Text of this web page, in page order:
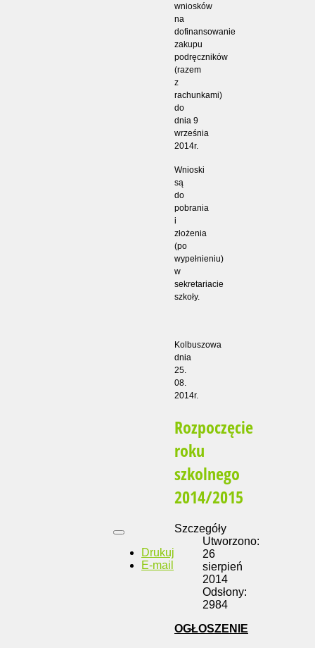
wniosków
na
dofinansowanie
zakupu
podręczników
(razem
z
rachunkami)
do
dnia 9
września
2014r.
Wnioski
są
do
pobrania
i
złożenia
(po
wypełnieniu)
w
sekretariacie
szkoły.
Kolbuszowa
dnia
25.
08.
2014r.
Rozpoczęcie
roku
szkolnego
2014/2015
Drukuj
E-mail
Szczegóły
Utworzono:
26
sierpień
2014
Odsłony:
2984
OGŁOSZENIE